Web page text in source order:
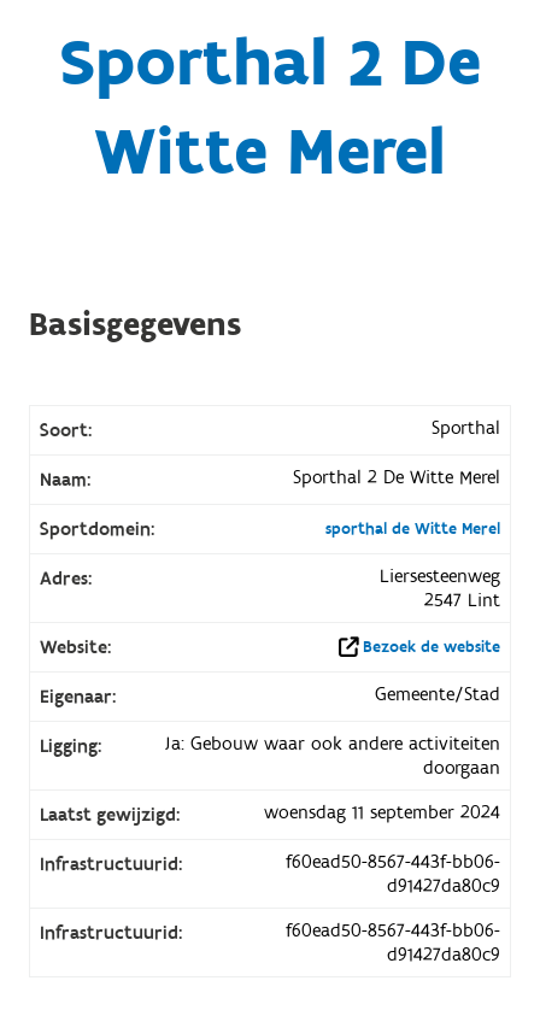
Sporthal 2 De
Witte Merel
Basisgegevens
Soort: Sporthal
Naam: Sporthal 2 De Witte Merel
Sportdomein: sporthal de Witte Merel
Adres:
Liersesteenweg
2547 Lint
Website:
Bezoek de website
Eigenaar: Gemeente/Stad
Ligging:
Ja: Gebouw waar ook andere activiteiten
doorgaan
Laatst gewijzigd:
woensdag 11 september 2024
Infrastructuurid:
f60ead50-8567-443f-bb06-
d91427da80c9
Infrastructuurid:
f60ead50-8567-443f-bb06-
d91427da80c9